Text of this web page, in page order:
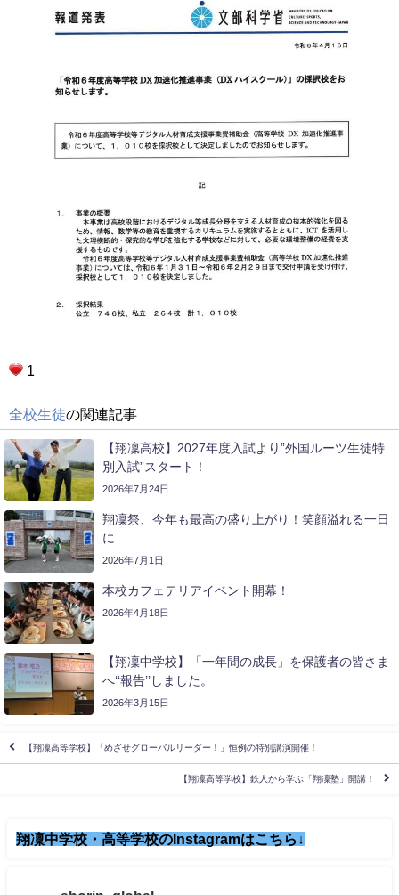
1
全校生徒の関連記事
【翔凜高校】2027年度入試より”外国ルーツ生徒特
別入試”スタート！
2026年7月24日
翔凜祭、今年も最高の盛り上がり！笑顔溢れる一日
に
2026年7月1日
本校カフェテリアイベント開幕！
2026年4月18日
【翔凜中学校】「一年間の成長」を保護者の皆さま
へ‘‘報告’’しました。
2026年3月15日
【翔凜高等学校】「めざせグローバルリーダー！」恒例の特別講演開催！
【翔凜高等学校】鉄人から学ぶ「翔凜塾」開講！
翔凜中学校・高等学校のInstagramはこちら↓